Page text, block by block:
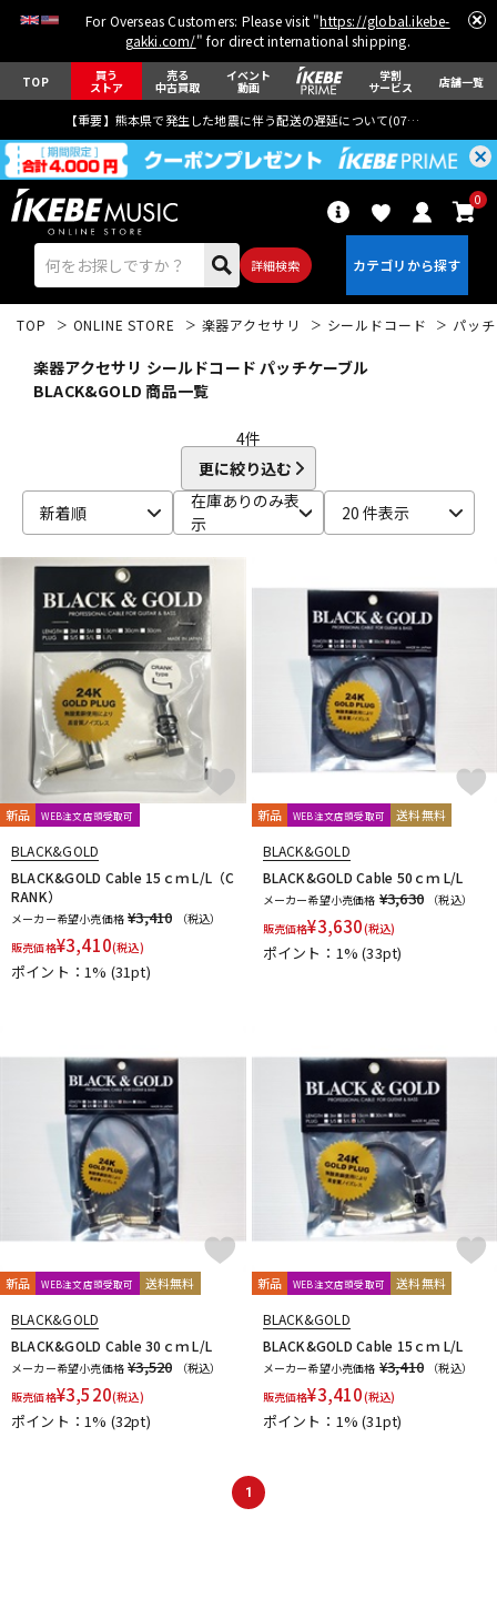
For Overseas Customers: Please visit "https://global.ikebe-
gakki.com/" for direct international shipping.
TOP 買う
ストア
売る
中古買取
イベント
動画
学割
サービス 店舗一覧
【重要】熊本県で発生した地震に伴う配送の遅延について(07月29日
詳細検索
0
ベース ウクレレ
ドラム パーカッション
キーボード 電子ピアノ
管楽器 その他楽器
アンプ エフェクター
DJ機器 DTM
配信/ライブ機器 楽器アクセサリ
中古 ヴィンテージ
TOP ONLINE STORE 楽器アクセサリ シールドコード パッ
楽器アクセサリ シールドコード パッチケーブル
BLACK&GOLD 商品一覧
4件
更に絞り込む
新着順
在庫ありのみ表
示
20 件表示
新品 WEB注文店頭受取可
BLACK&GOLD
BLACK&GOLD Cable 15ｃｍ L/L（C
RANK）
メーカー希望小売価格 ¥3,410
（税込）
販売価格¥3,410(税込)
ポイント：1% (31pt)
新品 WEB注文店頭受取可 送料無料
BLACK&GOLD
BLACK&GOLD Cable 50ｃｍ L/L
メーカー希望小売価格 ¥3,630
（税込）
販売価格¥3,630(税込)
ポイント：1%(33pt)
新品 WEB注文店頭受取可 送料無料
BLACK&GOLD
BLACK&GOLD Cable 30ｃｍ L/L
メーカー希望小売価格 ¥3,520
（税込）
販売価格¥3,520(税込)
ポイント：1% (32pt)
新品 WEB注文店頭受取可 送料無料
BLACK&GOLD
BLACK&GOLD Cable 15ｃｍ L/L
メーカー希望小売価格 ¥3,410
（税込）
販売価格¥3,410(税込)
ポイント：1%(31pt)
1